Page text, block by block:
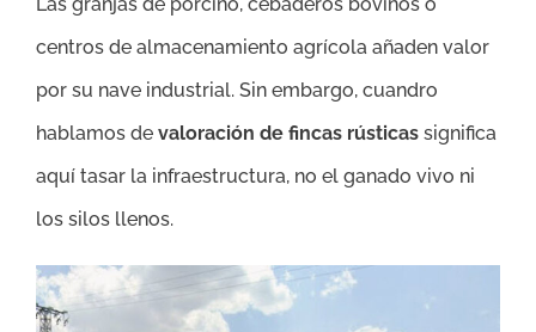
centros de almacenamiento agrícola añaden valor
por su nave industrial. Sin embargo, cuandro
hablamos de valoración de fincas rústicas significa
aquí tasar la infraestructura, no el ganado vivo ni
los silos llenos.